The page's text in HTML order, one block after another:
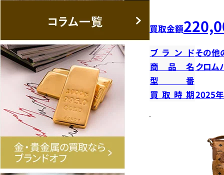
買取金額
ブランドその他
商品名 クロム
型番
買取時期2025